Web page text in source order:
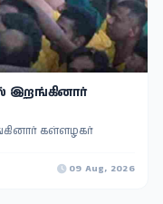
இறங்கினார்
கள்ளழகர்
09 Aug, 2026